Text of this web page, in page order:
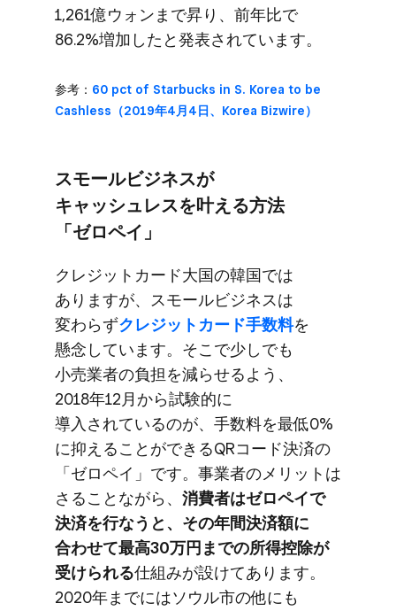
1,261億ウォンまで​昇り、​前年比で​
86.2%増加したと​発表されています。
参考： 60 pct of Starbucks in S. Korea to be
Cashless​（2019年4月4日、​Korea Bizwire）
スモールビジネスが​
キャッシュレスを​叶える​方​法​
「ゼロペイ」
クレジットカード大国の​韓国では​
ありますが、​スモールビジネスは​
変わらずクレジットカード手数料を​
懸念しています。​そこで​少しでも​
小売業者の​負担を​減らせる​よう、​
2018年12月から​試験的に​
導入されているのが、​手数料を​最低0%
に​抑える​ことができる​QRコード決済の​
「ゼロペイ」です。​事業者の​メリットは​
さる​ことながら、 ​消費者は​ゼロペイで​
決済を​行なうと、​その年間決済額に​
合わせて​最高30万円までの​所得控除が​
受けられる​仕組みが​設けてあります。​
2020年までには​ソウル市の​他にも​